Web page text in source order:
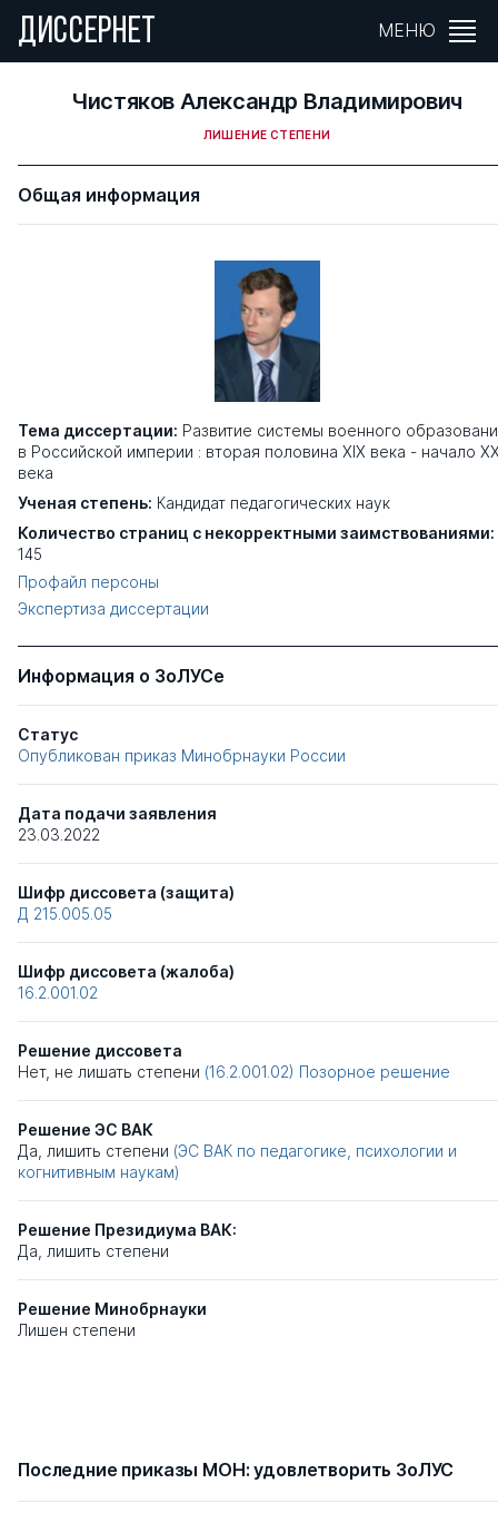
ДИССЕРНЕТ МЕНЮ
Чистяков Александр Владимирович
ЛИШЕНИЕ СТЕПЕНИ
Общая информация
Тема диссертации: Развитие системы военного
в Российской империи : вторая половина XIX века - начало
века
Ученая степень: Кандидат педагогических наук
Количество страниц с некорректными заимствованиями:
145
Профайл персоны
Экспертиза диссертации
Информация о ЗоЛУСе
Статус
Опубликован приказ Минобрнауки России
Дата подачи заявления
23.03.2022
Шифр диссовета (защита)
Д 215.005.05
Шифр диссовета (жалоба)
16.2.001.02
Решение диссовета
Нет, не лишать степени (16.2.001.02) Позорное решение
Решение ЭС ВАК
Да, лишить степени (ЭС ВАК по педагогике, психологии и
когнитивным наукам)
Решение Президиума ВАК:
Да, лишить степени
Решение Минобрнауки
Лишен степени
Последние приказы МОН: удовлетворить ЗоЛУС